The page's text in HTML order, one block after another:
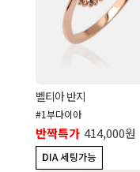
벨티아 반지
#1부다이아
반짝특가 414,000원